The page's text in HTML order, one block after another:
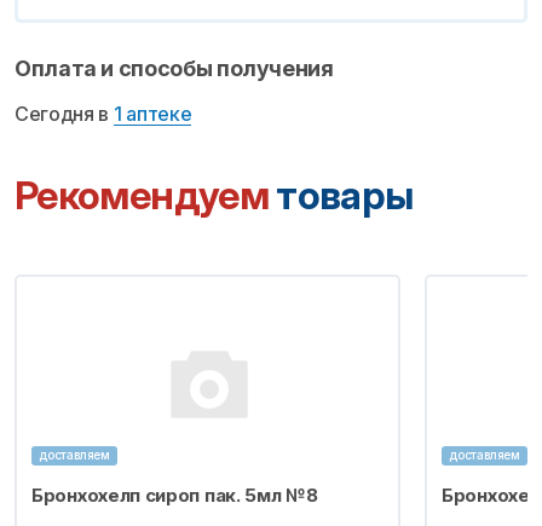
Оплата и способы получения
Сегодня в 1 аптеке
Рекомендуемтовары
доставляем
Бронхохелп сироп пак. 5мл №8
доставляем